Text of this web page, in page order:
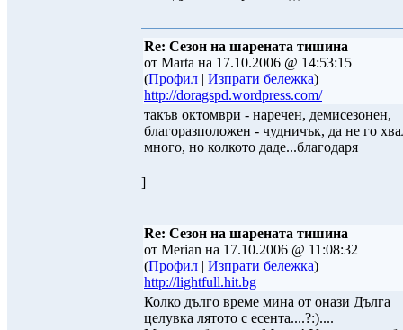
Re: Сезон на шарената тишина
от Marta на 17.10.2006 @ 14:53:15
(Профил | Изпрати бележка)
http://doragspd.wordpress.com/
такъв октомври - наречен, демисезонен,
благоразположен - чудничък, да не го
много, но колкото даде...благодаря
]
Re: Сезон на шарената тишина
от Merian на 17.10.2006 @ 11:08:32
(Профил | Изпрати бележка)
http://lightfull.hit.bg
Колко дълго време мина от онази Дълга
целувка лятото с есента....?:)....